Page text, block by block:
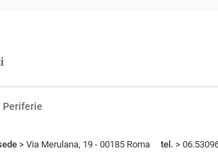
Periferie
> Via Merulana, 19 - 00185 Roma tel. >